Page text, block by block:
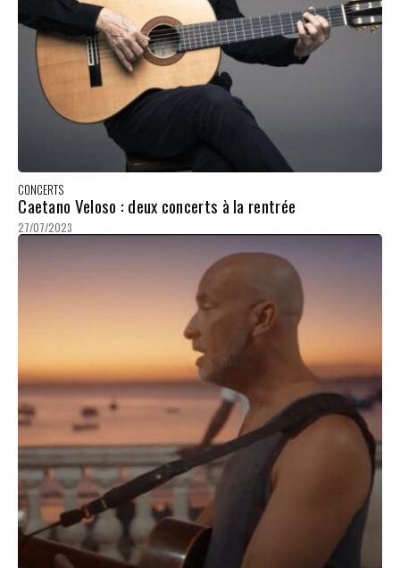
CONCERTS
Caetano Veloso : deux concerts à la rentrée
27/07/2023